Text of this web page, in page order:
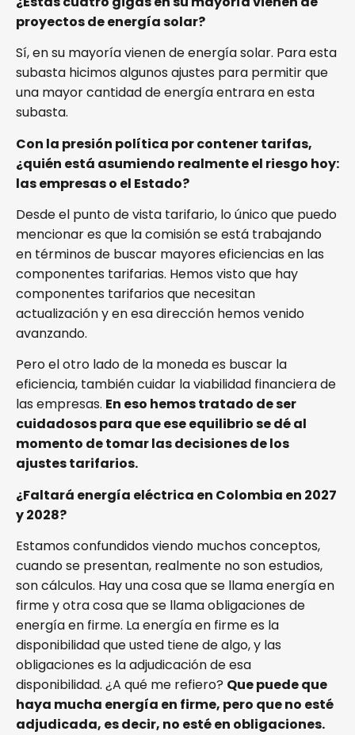
proyectos de energía solar?
Sí, en su mayoría vienen de energía solar. Para esta
subasta hicimos algunos ajustes para permitir que
una mayor cantidad de energía entrara en esta
subasta.
Con la presión política por contener tarifas,
¿quién está asumiendo realmente el riesgo hoy:
las empresas o el Estado?
Desde el punto de vista tarifario, lo único que puedo
mencionar es que la comisión se está trabajando
en términos de buscar mayores eficiencias en las
componentes tarifarias. Hemos visto que hay
componentes tarifarios que necesitan
actualización y en esa dirección hemos venido
avanzando.
Pero el otro lado de la moneda es buscar la
eficiencia, también cuidar la viabilidad financiera de
las empresas. En eso hemos tratado de ser
cuidadosos para que ese equilibrio se dé al
momento de tomar las decisiones de los
ajustes tarifarios.
¿Faltará energía eléctrica en Colombia en 2027
y 2028?
Estamos confundidos viendo muchos conceptos,
cuando se presentan, realmente no son estudios,
son cálculos. Hay una cosa que se llama energía en
firme y otra cosa que se llama obligaciones de
energía en firme. La energía en firme es la
disponibilidad que usted tiene de algo, y las
obligaciones es la adjudicación de esa
disponibilidad. ¿A qué me refiero? Que puede que
haya mucha energía en firme, pero que no esté
adjudicada, es decir, no esté en obligaciones.